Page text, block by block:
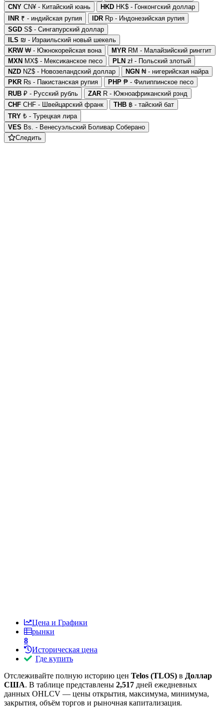
CNY CN¥ - Китайский юань HKD HK$ - Гонконгский доллар
INR ₹ - индийская рупия IDR Rp - Индонезийская рупия
SGD S$ - Сингапурский доллар
ILS ₪ - Израильский новый шекель
KRW₩ - Южнокорейская вона MYR RM - Малайзийский ринггит
MXN MX$ - Мексиканское песо PLN zł - Польский злотый
NZD NZ$ - Новозеландский доллар NGN ₦ - нигерийская найра
PKR ₨ - Пакистанская рупия PHP ₱ - Филиппинское песо
RUB ₽ - Русский рубль ZAR R - Южноафриканский рэнд
CHF CHF - Швейцарский франк THB ฿ - тайский бат
TRY ₺ - Турецкая лира
VES Bs. - Венесуэльский Боливар Соберано
Следить
Цена и Графики
рынки
8
Историческая цена
Где купить
Отслеживайте полную историю цен Telos (TLOS) в Доллар
США. В таблице представлены 2,517 дней ежедневных
данных OHLCV — цены открытия, максимума, минимума,
закрытия, объём торгов и рыночная капитализация.